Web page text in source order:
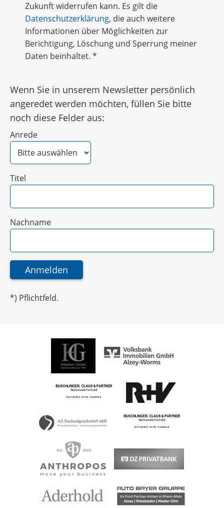
Zukunft widerrufen kann. Es gilt die
Datenschutzerklärung, die auch weitere
Informationen über Möglichkeiten zur
Berichtigung, Löschung und Sperrung meiner
Daten beinhaltet. *
Wenn Sie in unserem Newsletter persönlich
angeredet werden möchten, füllen Sie bitte
noch diese Felder aus:
Anrede
Titel
Nachname
*) Pflichtfeld.